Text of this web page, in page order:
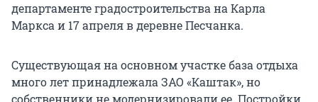
департаменте градостроительства на Карла
Маркса и 17 апреля в деревне Песчанка.
Существующая на основном участке база отдыха
много лет принадлежала ЗАО «Каштак», но
собственники не модернизировали ее. Постройки